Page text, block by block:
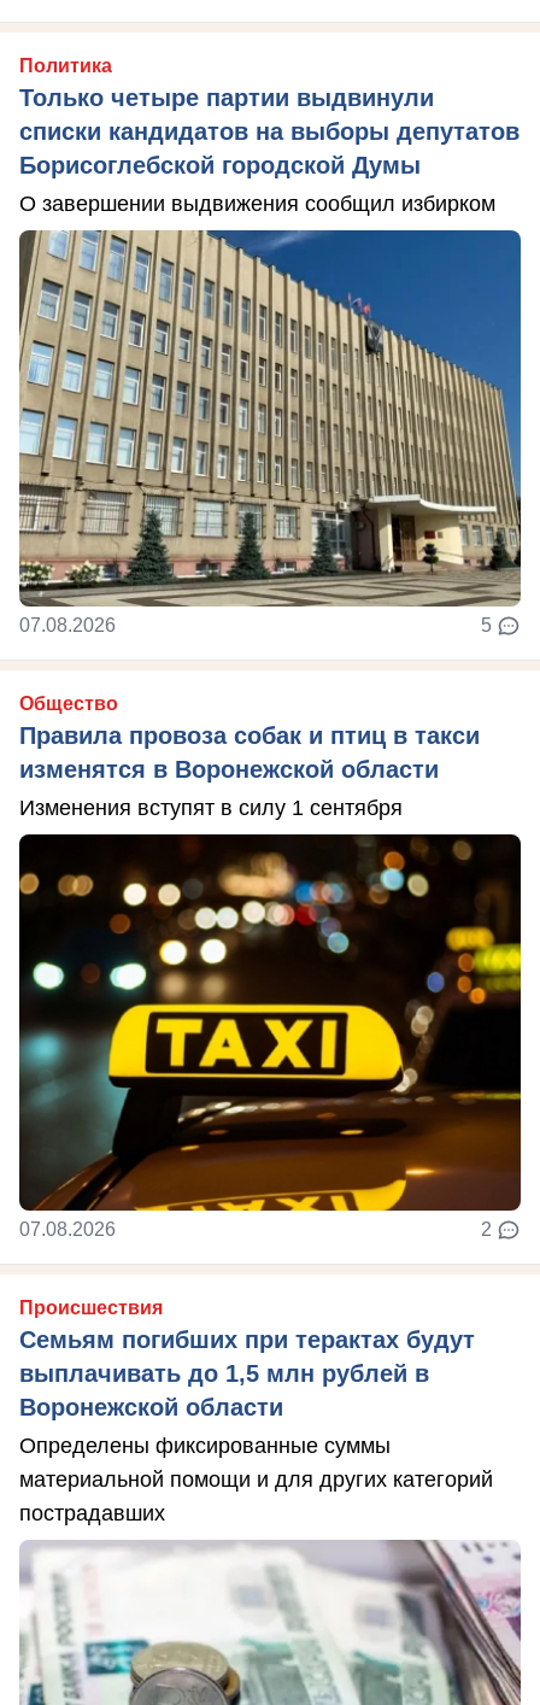
Политика
Только четыре партии выдвинули
списки кандидатов на выборы депутатов
Борисоглебской городской Думы
О завершении выдвижения сообщил избирком
07.08.2026 5
Общество
Правила провоза собак и птиц в такси
изменятся в Воронежской области
Изменения вступят в силу 1 сентября
07.08.2026 2
Происшествия
Семьям погибших при терактах будут
выплачивать до 1,5 млн рублей в
Воронежской области
Определены фиксированные суммы
материальной помощи и для других категорий
пострадавших